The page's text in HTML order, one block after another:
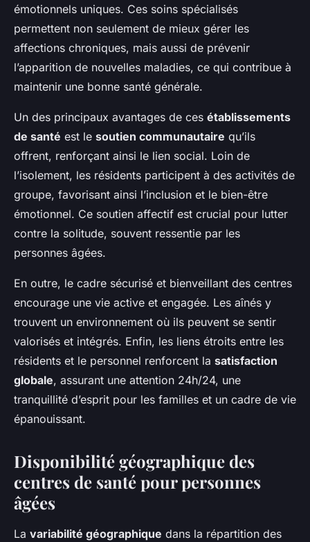
émotionnels uniques. Ces soins spécialisés
permettent non seulement de mieux gérer les
affections chroniques, mais aussi de prévenir
l’apparition de nouvelles maladies, ce qui contribue à
maintenir une bonne santé générale.
Un des principaux avantages de ces établissements
de santé est le soutien communautaire qu’ils
offrent, renforçant ainsi le lien social. Loin de
l’isolement, les résidents participent à des activités de
groupe, favorisant ainsi l’inclusion et le bien-être
émotionnel. Ce soutien affectif est crucial pour lutter
contre la solitude, souvent ressentie par les
personnes âgées.
En outre, le cadre sécurisé et bienveillant des centres
encourage une vie active et engagée. Les aînés y
trouvent un environnement où ils peuvent se sentir
valorisés et intégrés. Enfin, les liens étroits entre les
résidents et le personnel renforcent la satisfaction
globale, assurant une attention 24h/24, une
tranquillité d’esprit pour les familles et un cadre de vie
épanouissant.
Disponibilité géographique des
centres de santé pour personnes
âgées
La variabilité géographique dans la répartition des